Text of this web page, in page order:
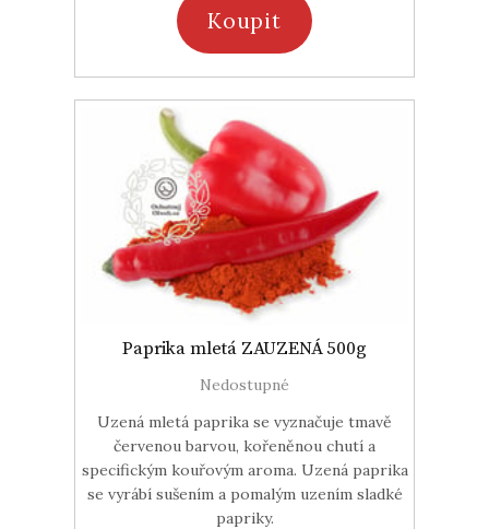
Koupit
Paprika mletá ZAUZENÁ 500g
Nedostupné
Uzená mletá paprika se vyznačuje tmavě
červenou barvou, kořeněnou chutí a
specifickým kouřovým aroma. Uzená paprika
se vyrábí sušením a pomalým uzením sladké
papriky.